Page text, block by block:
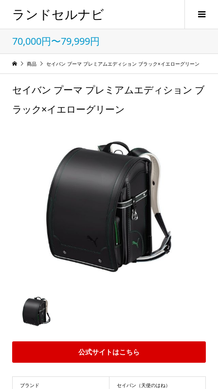
ランドセルナビ
70,000円〜79,999円
商品 セイバン プーマ プレミアムエディション ブラック×イエローグリーン
セイバン プーマ プレミアムエディション ブ
ラック×イエローグリーン
公式サイトはこちら
ブランド セイバン（天使のはね）